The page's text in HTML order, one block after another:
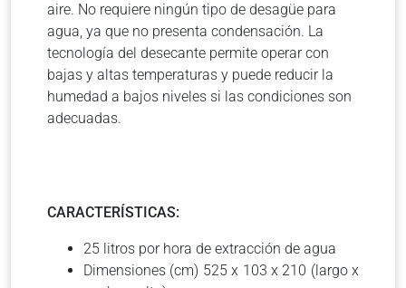
aire. No requiere ningún tipo de desagüe para
agua, ya que no presenta condensación. La
tecnología del desecante permite operar con
bajas y altas temperaturas y puede reducir la
humedad a bajos niveles si las condiciones son
adecuadas.
CARACTERÍSTICAS:
25 litros por hora de extracción de agua
Dimensiones (cm) 525 x 103 x 210 (largo x